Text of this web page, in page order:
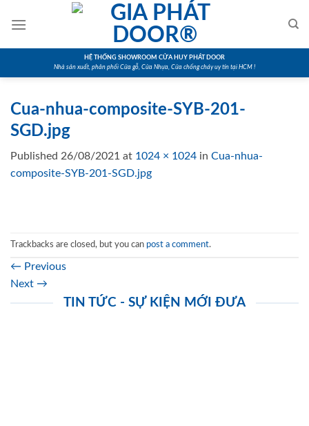
HỆ THỐNG SHOWROOM CỬA HUY PHÁT DOOR
Nhà sản xuất, phân phối Cửa gỗ, Cửa Nhựa, Cửa chống cháy uy tín tại HCM !
Cua-nhua-composite-SYB-201-
SGD.jpg
Published 26/08/2021 at 1024 × 1024 in Cua-nhua-
composite-SYB-201-SGD.jpg
Trackbacks are closed, but you can post a comment.
← Previous
Next →
TIN TỨC - SỰ KIỆN MỚI ĐƯA